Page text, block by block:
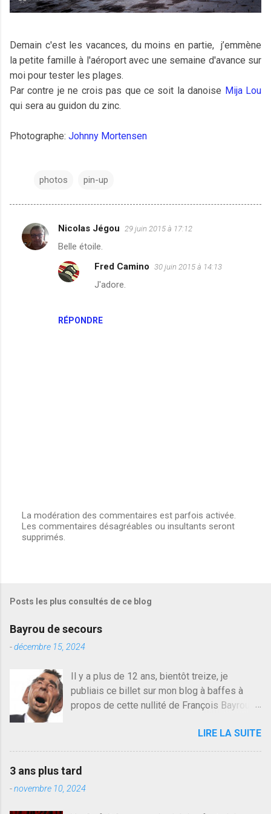
Demain c'est les vacances, du moins en partie, j’emmène
la petite famille à l'aéroport avec une semaine d'avance sur
moi pour tester les plages.
Par contre je ne crois pas que ce soit la danoise Mija Lou
qui sera au guidon du zinc.
Photographe: Johnny Mortensen
photos pin-up
C
o
Nicolas Jégou 29 juin 2015 à 17:12
Belle étoile.
RÉPONDRE
Fred Camino 30 juin 2015 à 14:13
J'adore.
E
n
t
e
r
u
m
m
e
n
r
e
La modération des commentaires est parfois activée.
Les commentaires désagréables ou insultants seront
supprimés.
Posts les plus consultés de ce blog
Bayrou de secours
-décembre 15, 2024
Il y a plus de 12 ans, bientôt treize, je
publiais ce billet sur mon blog à baffes à
propos de cette nullité de François Bayrou. Il
quelqu'un, je ne parle pas des couples mais
des amis ou des valeurs dans lesquels on
croit. François Bayrou est en passe de
devenir le traite d'une partie de son électorat
et c'est par la presse qu'on l'apprend. On
LIRE LA SUITE
3 ans plus tard
-novembre 10, 2024